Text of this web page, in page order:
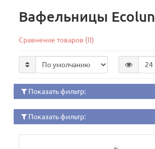
Вафельницы Ecolun
Сравнение товаров (0)
Показать фильтр:
Показать фильтр: